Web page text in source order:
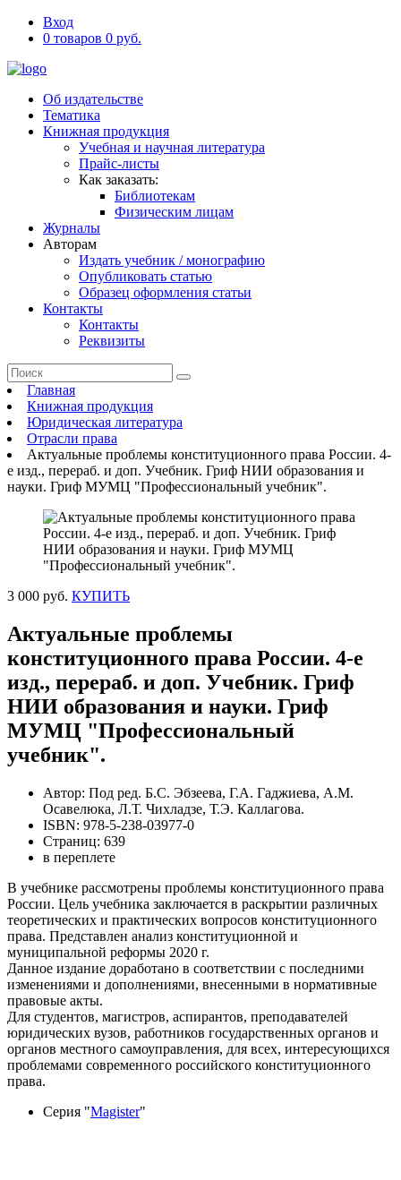
Вход
0 товаров 0 руб.
Об издательстве
Тематика
Книжная продукция
Учебная и научная литература
Прайс-листы
Как заказать:
Библиотекам
Физическим лицам
Журналы
Авторам
Издать учебник / монографию
Опубликовать статью
Образец оформления статьи
Контакты
Контакты
Реквизиты
Главная
Книжная продукция
Юридическая литература
Отрасли права
Актуальные проблемы конституционного права России. 4-
е изд., перераб. и доп. Учебник. Гриф НИИ образования и
науки. Гриф МУМЦ "Профессиональный учебник".
3 000 руб. КУПИТЬ
Актуальные проблемы
конституционного права России. 4-е
изд., перераб. и доп. Учебник. Гриф
НИИ образования и науки. Гриф
МУМЦ "Профессиональный
учебник".
Автор: Под ред. Б.С. Эбзеева, Г.А. Гаджиева, А.М.
Осавелюка, Л.Т. Чихладзе, Т.Э. Каллагова.
ISBN: 978-5-238-03977-0
Страниц: 639
в переплете
В учебнике рассмотрены проблемы конституционного права
России. Цель учебника заключается в раскрытии различных
теоретических и практических вопросов конституционного
права. Представлен анализ конституционной и
муниципальной реформы 2020 г.
Данное издание доработано в соответствии с последними
изменениями и дополнениями, внесенными в нормативные
правовые акты.
Для студентов, магистров, аспирантов, преподавателей
юридических вузов, работников государственных органов и
органов местного самоуправления, для всех, интересующихся
проблемами современного российского конституционного
права.
Серия "Magister"